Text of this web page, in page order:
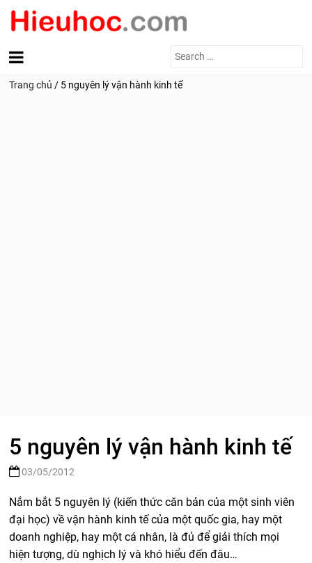
Search
Trang chủ / 5 nguyên lý vận hành kinh tế
5 nguyên lý vận hành kinh tế
03/05/2012
Nắm bắt 5 nguyên lý (kiến thức căn bản của một sinh viên
đại học) về vận hành kinh tế của một quốc gia, hay một
doanh nghiệp, hay một cá nhân, là đủ để giải thích mọi
hiện tượng, dù nghịch lý và khó hiểu đến đâu…